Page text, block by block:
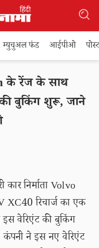
म्युचुअल फंड आईपीओ
के रेंज के साथ
बुकिंग शुरू, जाने
निर्माता Volvo
XC40 रिचार्ज का एक
इस वेरिएंट की बुकिंग
ने इस नए वेरिएंट